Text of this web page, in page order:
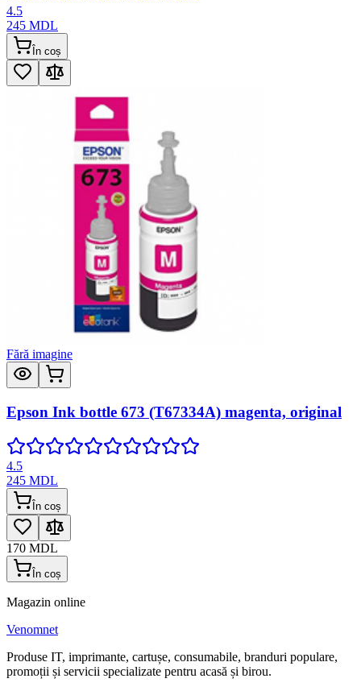
4.5
245 MDL
În coș
Fără imagine
Epson Ink bottle 673 (T67334A) magenta, original
4.5
245 MDL
În coș
170 MDL
În coș
Magazin online
Venomnet
Produse IT, imprimante, cartușe, consumabile, branduri populare,
promoții și servicii specializate pentru acasă și birou.